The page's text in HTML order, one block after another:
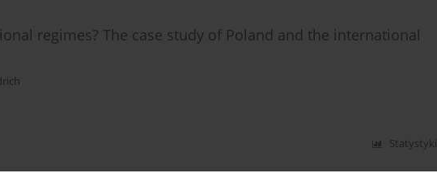
regimes? The case study of Poland and the international
Statystyki